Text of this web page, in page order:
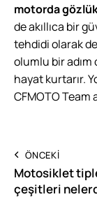
motorda
de akıllıca bir
tehdidi olarak
olumlu bir
hayat kurtarır.
CFMOTO
ÖNCEKI
Motosiklet
çeşitleri